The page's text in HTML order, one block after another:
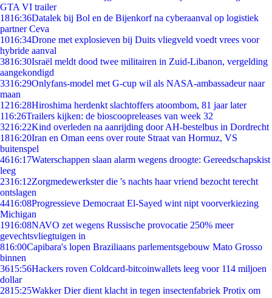
GTA VI trailer
1816:36Datalek bij Bol en de Bijenkorf na cyberaanval op logistiek
partner Ceva
1016:34Drone met explosieven bij Duits vliegveld voedt vrees voor
hybride aanval
3816:30Israël meldt dood twee militairen in Zuid-Libanon, vergelding
aangekondigd
3316:29Onlyfans-model met G-cup wil als NASA-ambassadeur naar
maan
1216:28Hiroshima herdenkt slachtoffers atoombom, 81 jaar later
116:26Trailers kijken: de bioscoopreleases van week 32
3216:22Kind overleden na aanrijding door AH-bestelbus in Dordrecht
1816:20Iran en Oman eens over route Straat van Hormuz, VS
buitenspel
4616:17Waterschappen slaan alarm wegens droogte: Gereedschapskist
leeg
2316:12Zorgmedewerkster die 's nachts haar vriend bezocht terecht
ontslagen
4416:08Progressieve Democraat El-Sayed wint nipt voorverkiezing
Michigan
1916:08NAVO zet wegens Russische provocatie 250% meer
gevechtsvliegtuigen in
816:00Capibara's lopen Braziliaans parlementsgebouw Mato Grosso
binnen
3615:56Hackers roven Coldcard-bitcoinwallets leeg voor 114 miljoen
dollar
2815:25Wakker Dier dient klacht in tegen insectenfabriek Protix om